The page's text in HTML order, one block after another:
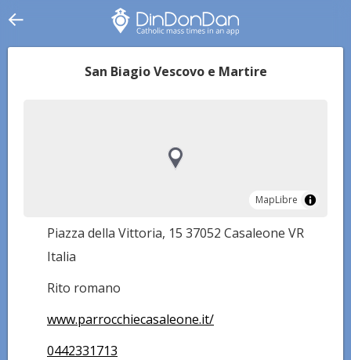
San Biagio Vescovo e Martire
MapLibre
MapLibre
Piazza della Vittoria, 15 37052 Casaleone VR
Italia
Rito romano
www.parrocchiecasaleone.it/
0442331713